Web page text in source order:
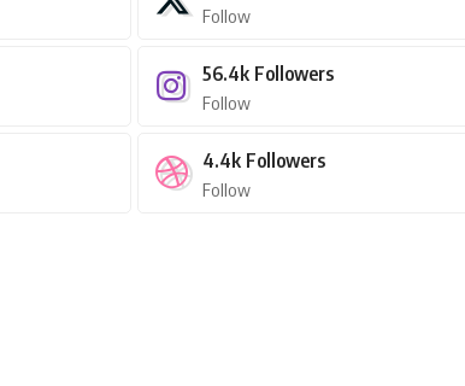
Follow
56.4k Followers
Follow
4.4k Followers
Follow